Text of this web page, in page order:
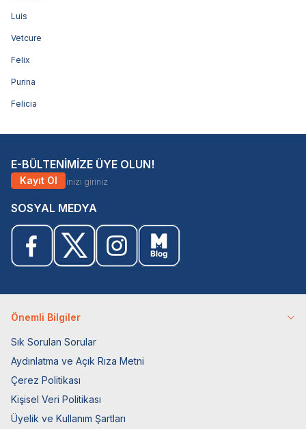
Luis
Vetcure
Felix
Purina
Felicia
E-BÜLTENİMİZE ÜYE OLUN!
Kayıt Ol
SOSYAL MEDYA
Önemli Bilgiler
Sık Sorulan Sorular
Aydınlatma ve Açık Rıza Metni
Çerez Politikası
Kişisel Veri Politikası
Üyelik ve Kullanım Şartları